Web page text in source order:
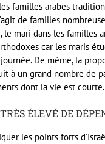
familles arabes
de familles
le mari dans les familles
car les maris
De même, la
à un grand nombre de
dont la vie est courte.
ÉLEVÉ DE
les points forts